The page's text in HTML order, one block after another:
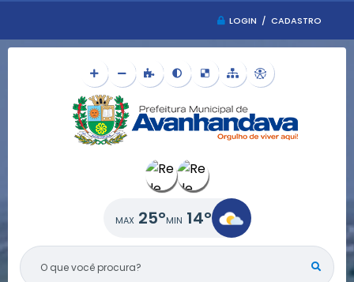
LOGIN / CADASTRO
O QUE VOCÊ PROCURA?
25° 14°